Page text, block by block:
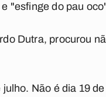
"esfinge do pau
Dutra, procurou
Não é dia 19